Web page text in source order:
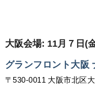
大阪会場: 11月７日(
グランフロント大阪
〒530-0011 大阪市北区